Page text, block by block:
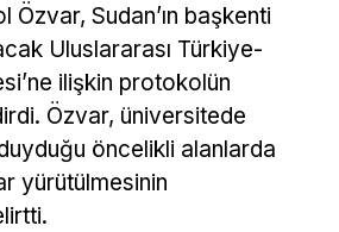
Özvar, Sudan’ın başkenti
Uluslararası Türkiye-
ilişkin protokolün
Özvar, üniversitede
öncelikli alanlarda
yürütülmesinin